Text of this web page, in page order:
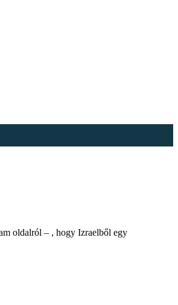
oldalról – , hogy Izraelből egy